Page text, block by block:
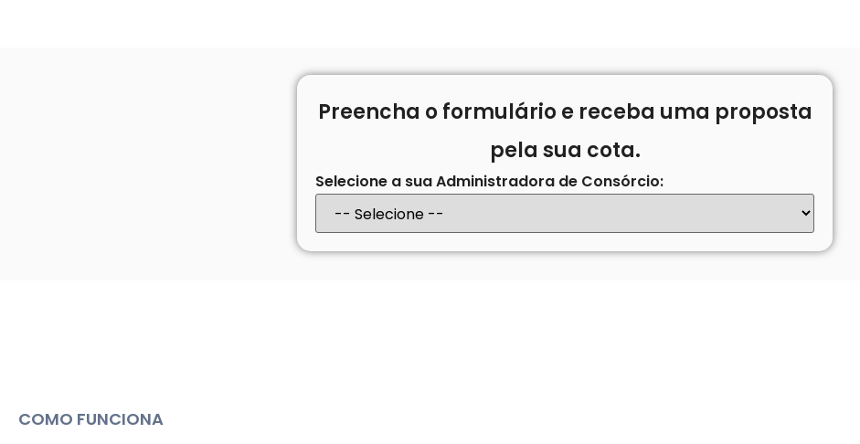
Preencha o formulário e receba uma proposta
pela sua cota.
Selecione a sua Administradora de Consórcio:
COMO FUNCIONA